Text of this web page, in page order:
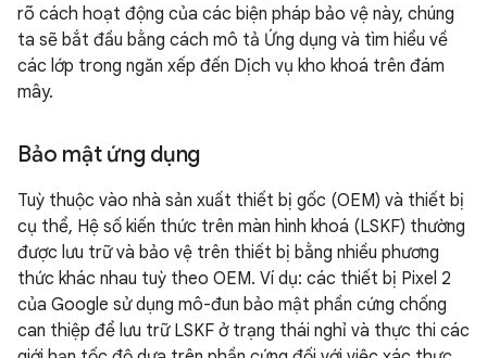
rõ cách hoạt động của các biện pháp bảo vệ này, chúng
ta sẽ bắt đầu bằng cách mô tả Ứng dụng và tìm hiểu về
các lớp trong ngăn xếp đến Dịch vụ kho khoá trên đám
mây.
Bảo mật ứng dụng
Tuỳ thuộc vào nhà sản xuất thiết bị gốc (OEM) và thiết bị
cụ thể, Hệ số kiến thức trên màn hình khoá (LSKF) thường
được lưu trữ và bảo vệ trên thiết bị bằng nhiều phương
thức khác nhau tuỳ theo OEM. Ví dụ: các thiết bị Pixel 2
của Google sử dụng mô-đun bảo mật phần cứng chống
can thiệp để lưu trữ LSKF ở trạng thái nghỉ và thực thi các